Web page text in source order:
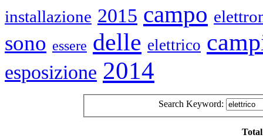
installazione 2015 campo
sono essere delle elettrico
esposizione 2014
Search Keyword: